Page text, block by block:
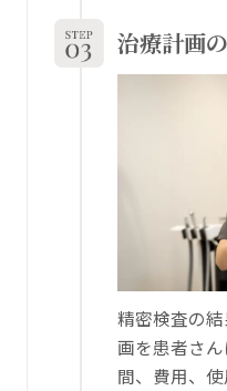
治療計画
精密検査の
画を患者さ
間、費用、